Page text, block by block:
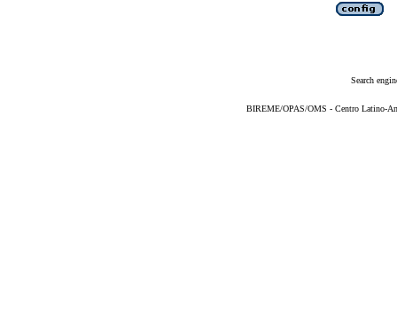
Search
BIREME/OPAS/OMS - Centro Latino-